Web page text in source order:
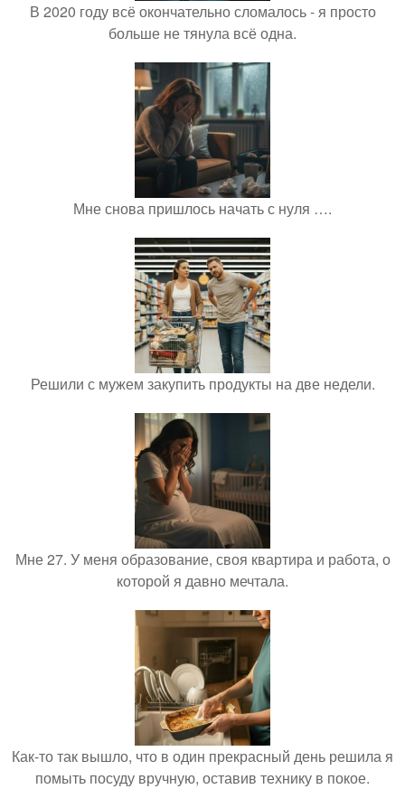
В 2020 году всё окончательно сломалось - я просто
больше не тянула всё одна.
Мне снова пришлось начать с нуля ….
Решили с мужем закупить продукты на две недели.
Мне 27. У меня образование, своя квартира и работа, о
которой я давно мечтала.
Как-то так вышло, что в один прекрасный день решила я
помыть посуду вручную, оставив технику в покое.